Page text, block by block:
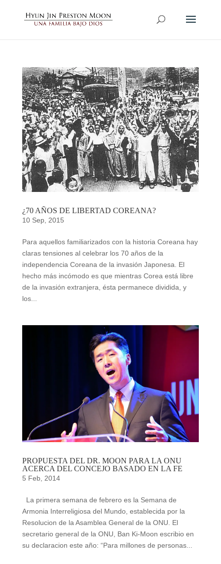
¿70 AÑOS DE LIBERTAD COREANA?
10 Sep, 2015
Para aquellos familiarizados con la historia Coreana hay
claras tensiones al celebrar los 70 años de la
independencia Coreana de la invasión Japonesa. El
hecho más incómodo es que mientras Corea está libre
de la invasión extranjera, ésta permanece dividida, y
los...
PROPUESTA DEL DR. MOON PARA LA ONU
ACERCA DEL CONCEJO BASADO EN LA FE
5 Feb, 2014
La primera semana de febrero es la Semana de
Armonia Interreligiosa del Mundo, establecida por la
Resolucion de la Asamblea General de la ONU. El
secretario general de la ONU, Ban Ki-Moon escribio en
su declaracion este año: “Para millones de personas...